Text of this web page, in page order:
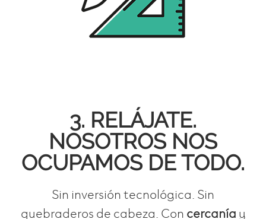
3. RELÁJATE.
NOSOTROS NOS
OCUPAMOS DE TODO.
Sin inversión tecnológica. Sin
quebraderos de cabeza. Concercaníay